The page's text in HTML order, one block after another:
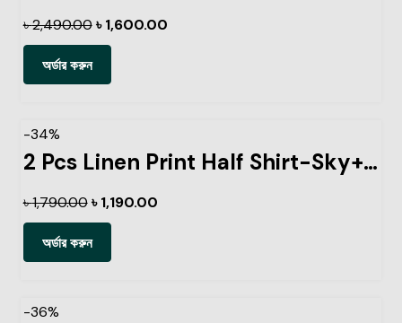
৳2,490.00 ৳1,600.00
অর্ডার করুন
-34%
2 Pcs Linen Print Half Shirt-Sky+Pest
৳1,790.00 ৳1,190.00
অর্ডার করুন
-36%